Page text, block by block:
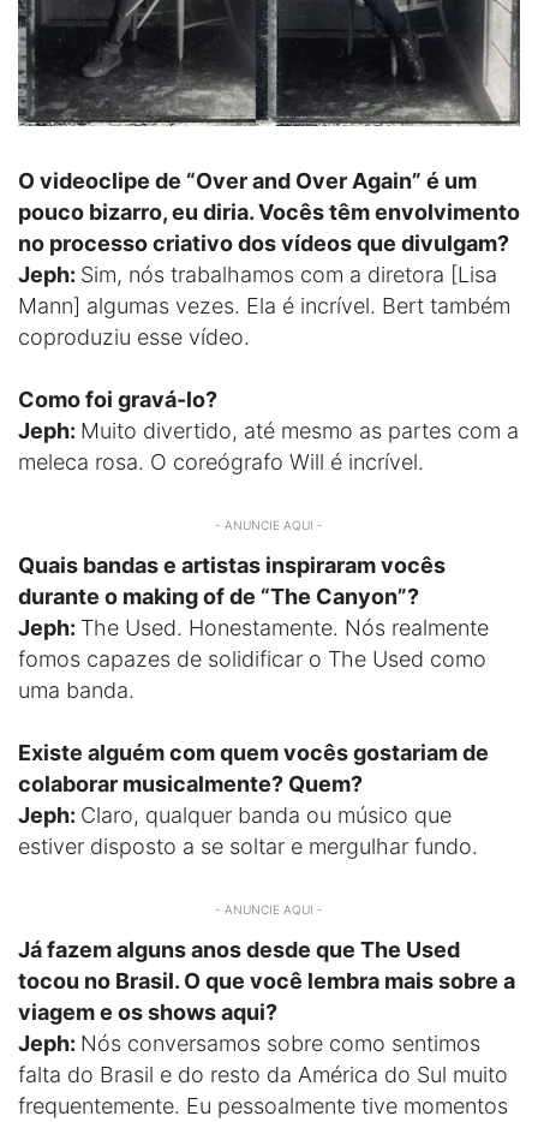
O videoclipe de “Over and Over Again” é um
pouco bizarro, eu diria. Vocês têm envolvimento
no processo criativo dos vídeos que divulgam?
Jeph: Sim, nós trabalhamos com a diretora [Lisa
Mann] algumas vezes. Ela é incrível. Bert também
coproduziu esse vídeo.
Como foi gravá-lo?
Jeph: Muito divertido, até mesmo as partes com a
meleca rosa. O coreógrafo Will é incrível.
- ANUNCIE AQUI -
Quais bandas e artistas inspiraram vocês
durante o making of de “The Canyon”?
Jeph: The Used. Honestamente. Nós realmente
fomos capazes de solidificar o The Used como
uma banda.
Existe alguém com quem vocês gostariam de
colaborar musicalmente? Quem?
Jeph: Claro, qualquer banda ou músico que
estiver disposto a se soltar e mergulhar fundo.
- ANUNCIE AQUI -
Já fazem alguns anos desde que The Used
tocou no Brasil. O que você lembra mais sobre a
viagem e os shows aqui?
Jeph: Nós conversamos sobre como sentimos
falta do Brasil e do resto da América do Sul muito
frequentemente. Eu pessoalmente tive momentos